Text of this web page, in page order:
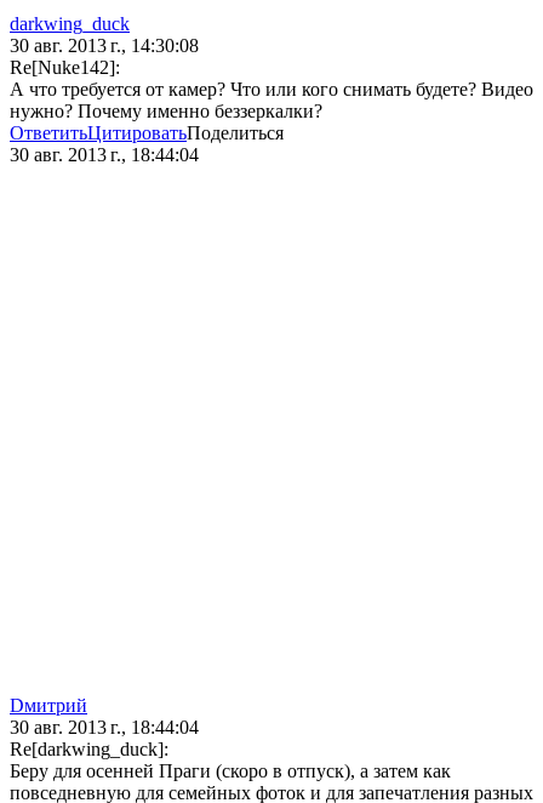
darkwing_duck
30 авг. 2013 г., 14:30:08
Re[Nuke142]:
А что требуется от камер? Что или кого снимать будете? Видео
нужно? Почему именно беззеркалки?
ОтветитьЦитироватьПоделиться
30 авг. 2013 г., 18:44:04
Dмитрий
30 авг. 2013 г., 18:44:04
Re[darkwing_duck]:
Беру для осенней Праги (скоро в отпуск), а затем как
повседневную для семейных фоток и для запечатления разных